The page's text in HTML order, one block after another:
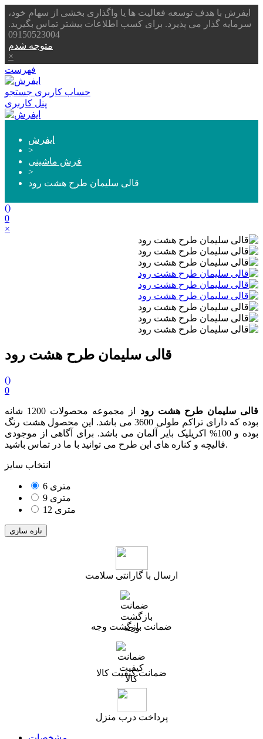
ایفرش با هدف توسعه فعالیت ها یا واگذاری بخشی از سهام خود،
سرمایه گذار می پذیرد. برای کسب اطلاعات بیشتر تماس بگیرید.
09150523004
متوجه شدم
×
فهرست
حساب کاربری جستجو
پنل کاربری
ایفرش
>
فرش ماشینی
>
قالی سلیمان طرح هشت رود
()
0
×
قالی سلیمان طرح هشت رود
()
0
قالی سلیمان طرح هشت رود
از مجموعه محصولات 1200 شانه
بوده که دارای تراکم طولی 3600 می باشد. این محصول هشت رنگ
بوده و 100% اکریلیک بایر آلمان می باشد. برای آگاهی از موجودی
قالیچه و کناره های این طرح می توانید با ما در تماس باشید.
انتخاب سایز
6 متری
9 متری
12 متری
ارسال با گارانتی سلامت
ضمانت بازگشت وجه
ضمانت کیفیت کالا
پرداخت درب منزل